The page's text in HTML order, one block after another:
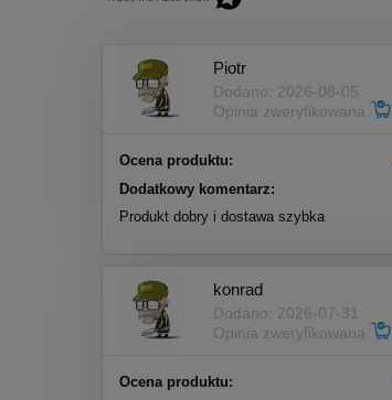
Piotr
Dodano: 2026-08-05
Opinia zweryfikowana
Ocena produktu:
Dodatkowy komentarz:
Produkt dobry i dostawa szybka
konrad
Dodano: 2026-07-31
Opinia zweryfikowana
Ocena produktu: